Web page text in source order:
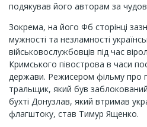
подякував його авторам за
Зокрема, на його Фб сторінці
мужності та незламності
військовослужбовців під час
Кримського півострова в часи
держави. Режисером фільму про
тральщик, який був
бухті Донузлав, який втримав
флагштоку, став Тимур Ященко.